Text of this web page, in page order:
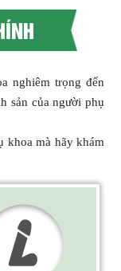
nghiêm trọng đến
sản của người phụ
khoa mà hãy khám